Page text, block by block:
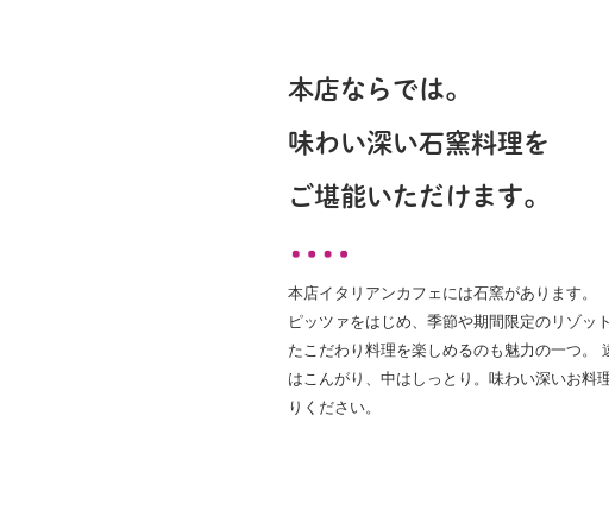
本店ならでは。
味わい深い石窯料理を
ご堪能いただけます。
本店イタリアンカフェには石窯があります。
ピッツァをはじめ、季節や期間限定のリゾッ
たこだわり料理を楽しめるのも魅力の一つ。
はこんがり、中はしっとり。味わい深いお料
りください。